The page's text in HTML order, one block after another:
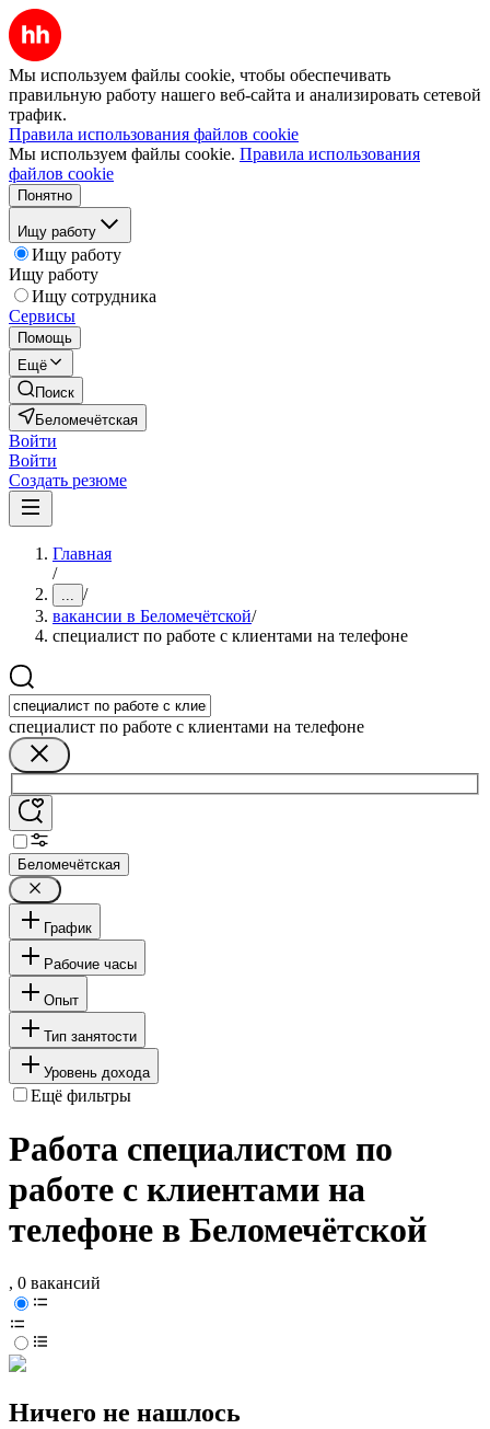
Мы используем файлы cookie, чтобы обеспечивать
правильную работу нашего веб-сайта и анализировать сетевой
трафик.
Правила использования файлов cookie
Мы используем файлы cookie. Правила использования
файлов cookie
Понятно
Ищу работу
Ищу работу
Ищу работу
Ищу сотрудника
Сервисы
Помощь
Ещё
Поиск
Беломечётская
Войти
Войти
Создать резюме
Главная
/
... /
вакансии в Беломечётской/
специалист по работе с клиентами на телефоне
специалист по работе с клиентами на телефоне
Беломечётская
График
Рабочие часы
Опыт
Тип занятости
Уровень дохода
Ещё фильтры
Работа специалистом по
работе с клиентами на
телефоне в Беломечётской
, 0 вакансий
Ничего не нашлось